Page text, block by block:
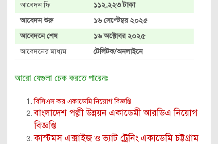
আবেদন ফি
১১২,২২৩ টাকা
আবেদন শুরু
১৬ সেপ্টেম্বর ২০২৫
আবেদনে শেষ
১৬ অক্টোবর ২০২৫
আবেদনের মাধ্যম
টেলিটক/অনলাইনে
আরো যেগুলা চেক করতে পারেনঃ
বিসিএস কর একাডেমি নিয়োগ বিজ্ঞপ্তি
বাংলাদেশ পল্লী উন্নয়ন একাডেমী আরডিএ নিয়োগ
বিজ্ঞপ্তি
কাস্টমস এক্সাইজ ও ভ্যাট ট্রেনিং একাডেমি চট্টগ্রাম